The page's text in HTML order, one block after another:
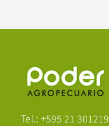
Tel.: +595 21 301219